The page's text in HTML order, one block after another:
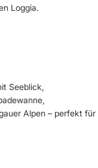
Loggia.
Seeblick,
Alpen – perfekt für